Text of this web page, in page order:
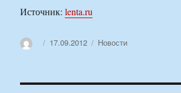
Источник:lenta.ru
АвторОпубликовано
17.09.2012 Рубрики
Новости